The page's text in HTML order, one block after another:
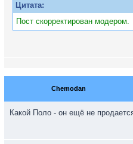
Цитата:
Пост скорректирован модером.
Chemodan
Какой Поло - он ещё не